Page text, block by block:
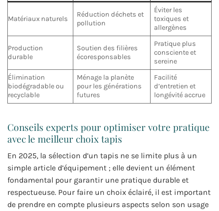
Matériaux naturels
Réduction déchets et
pollution
Éviter les
toxiques et
allergènes
Production
durable
Soutien des filières
écoresponsables
Pratique plus
consciente et
sereine
Élimination
biodégradable ou
recyclable
Ménage la planète
pour les générations
futures
Facilité
d’entretien et
longévité accrue
Conseils experts pour optimiser votre pratique
avec le meilleur choix tapis
En 2025, la sélection d’un tapis ne se limite plus à un
simple article d’équipement ; elle devient un élément
fondamental pour garantir une pratique durable et
respectueuse. Pour faire un choix éclairé, il est important
de prendre en compte plusieurs aspects selon son usage